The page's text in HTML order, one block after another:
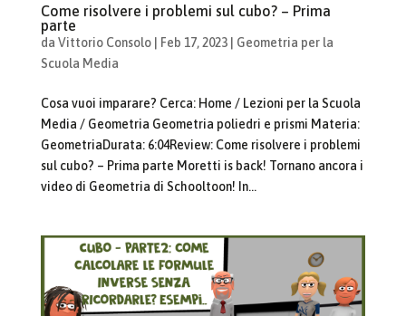
Come risolvere i problemi sul cubo? – Prima
parte
da Vittorio Consolo| Feb 17, 2023| Geometria per la
Scuola Media
Cosa vuoi imparare? Cerca: Home / Lezioni per la Scuola
Media / Geometria Geometria poliedri e prismi Materia:
GeometriaDurata: 6:04Review: Come risolvere i problemi
sul cubo? – Prima parte Moretti is back! Tornano ancora i
video di Geometria di Schooltoon! In...